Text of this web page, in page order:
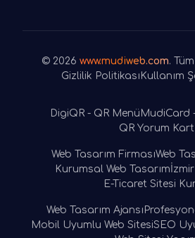
© 2026 www.mudiweb.com.
Gizlilik Politikası Kullanım
DigiQR - QR Menü MudiCard
QR Yorum
Web Tasarım FirmasıWeb
Kurumsal Web Tasarım
E-Ticaret Sitesi
Web Tasarım Ajansı
Mobil Uyumlu Web SitesiSEO